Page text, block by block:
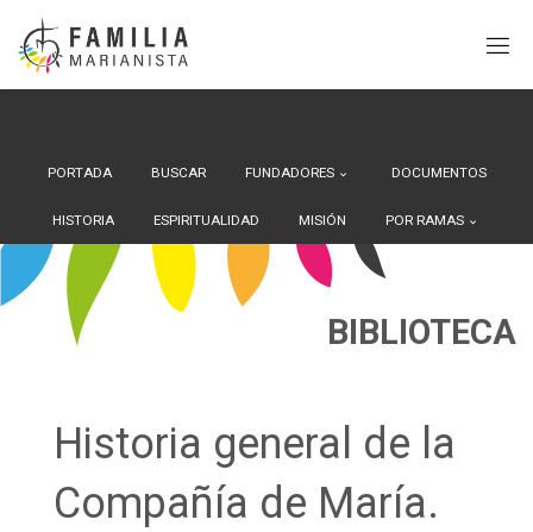
Saltar
contenido
PORTADA BUSCAR FUNDADORES DOCUMENTOS
HISTORIA ESPIRITUALIDAD MISIÓN POR RAMAS
BIBLIOTECA
Historia general de la
Compañía de María.